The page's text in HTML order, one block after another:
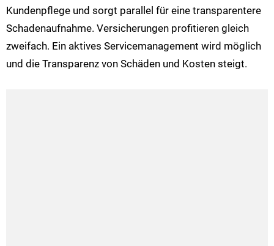
Kundenpflege und sorgt parallel für eine transparentere
Schadenaufnahme. Versicherungen profitieren gleich
zweifach. Ein aktives Servicemanagement wird möglich
und die Transparenz von Schäden und Kosten steigt.